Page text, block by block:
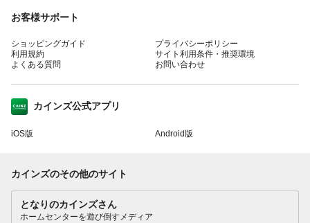
お客様サポート
ショッピングガイド
利用規約
よくある質問
プライバシーポリシー
サイト利用条件・推奨環境
お問い合わせ
カインズ公式アプリ
iOS版 Android版
カインズのその他のサイト
となりのカインズさん
ホームセンターを遊び倒すメディア